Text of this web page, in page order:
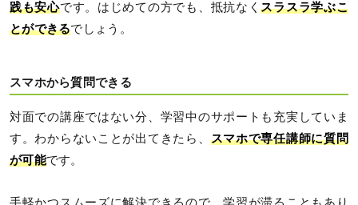
践も安心です。はじめての方でも、抵抗なくスラスラ学ぶこ
とができるでしょう。
スマホから質問できる
対面での講座ではない分、学習中のサポートも充実していま
す。わからないことが出てきたら、 スマホで専任講師に質問
が可能です。